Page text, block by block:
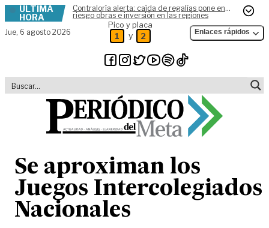
Skip to content
ÚLTIMA
HORA
Contraloría alerta: caída de regalías pone en
riesgo obras e inversión en las regiones
Jue, 6 agosto 2026
Pico y placa
1 y 2 Enlaces rápidos
Se aproximan los
Juegos Intercolegiados
Nacionales